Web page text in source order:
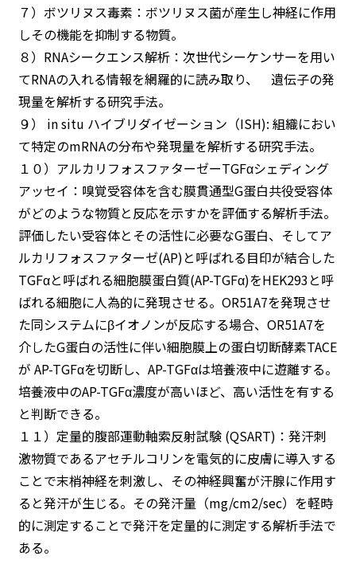
７）ボツリヌス毒素：ボツリヌス菌が産生し神経に作用
しその機能を抑制する物質。
８）RNAシークエンス解析：次世代シーケンサーを用い
てRNAの入れる情報を網羅的に読み取り、 遺伝子の発
現量を解析する研究手法。
９） in situ ハイブリダイゼーション（ISH): 組織におい
て特定のmRNAの分布や発現量を解析する研究手法。
１０）アルカリフォスファターゼーTGFαシェディング
アッセイ：嗅覚受容体を含む膜貫通型G蛋白共役受容体
がどのような物質と反応を示すかを評価する解析手法。
評価したい受容体とその活性に必要なG蛋白、そしてア
ルカリフォスファターゼ(AP)と呼ばれる目印が結合した
TGFαと呼ばれる細胞膜蛋白質(AP-TGFα)をHEK293と呼
ばれる細胞に人為的に発現させる。OR51A7を発現させ
た同システムにβイオノンが反応する場合、OR51A7を
介したG蛋白の活性に伴い細胞膜上の蛋白切断酵素TACE
が AP-TGFαを切断し、AP-TGFαは培養液中に遊離する。
培養液中のAP-TGFα濃度が高いほど、高い活性を有する
と判断できる。
１１）定量的腹部運動軸索反射試験 (QSART)：発汗刺
激物質であるアセチルコリンを電気的に皮膚に導入する
ことで末梢神経を刺激し、その神経興奮が汗腺に作用す
ると発汗が生じる。その発汗量（mg/cm2/sec）を軽時
的に測定することで発汗を定量的に測定する解析手法で
ある。